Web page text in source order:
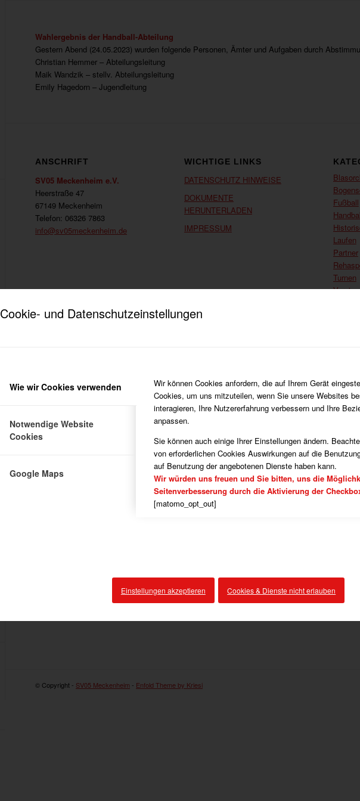
Cookie- und Datenschutzeinstellungen
Wie wir Cookies verwenden
Notwendige Website
Cookies
Google Maps
Wir können Cookies anfordern, die auf Ihrem Gerät
Cookies, um uns mitzuteilen, wenn Sie unsere Websites
interagieren, Ihre Nutzererfahrung verbessern und Ihre
anpassen.
Sie können auch einige Ihrer Einstellungen ändern.
von erforderlichen Cookies Auswirkungen auf die
auf Benutzung der angebotenen Dienste haben kann.
Wir würden uns freuen und Sie bitten, uns die
Seitenverbesserung durch die Aktivierung der
[matomo_opt_out]
Einstellungen akzeptieren Cookies & Dienste nicht erlauben
Wahlergebnis der Handball-Abteilung
Gestern Abend (24.05.2023) wurden folgende Personen, Ämter und Aufgaben durch
Christian Hemmer – Abteilungsleitung
Maik Wandzik – stellv. Abteilungsleitung
Emily Hagedorn – Jugendleitung
ANSCHRIFT
SV05 Meckenheim e.V.
Heerstraße 47
67149 Meckenheim
Telefon: 06326 7863
info@sv05meckenheim.de
WICHTIGE LINKS
DATENSCHUTZ HINWEISE
DOKUMENTE
HERUNTERLADEN
IMPRESSUM
Fußball
Laufen
Partner
Turnen
Verein
© Copyright - SV05 Meckenheim - Enfold Theme by Kriesi